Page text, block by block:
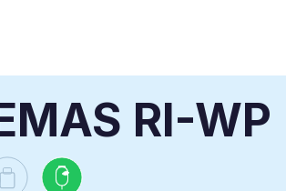
RI-WP